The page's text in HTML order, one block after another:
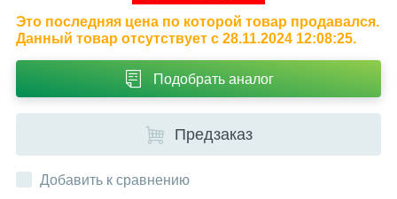
Это последняя цена по которой товар продавался.
Данный товар отсутствует с 28.11.2024 12:08:25.
Подобрать аналог
Предзаказ
Добавить к сравнению